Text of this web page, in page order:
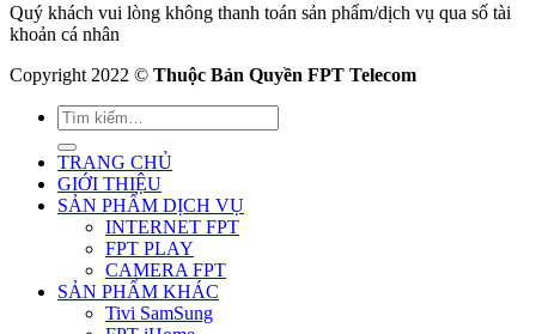
Quý khách vui lòng không thanh toán sản phẩm/dịch vụ qua số tài
khoản cá nhân
Copyright 2022 © Thuộc Bản Quyền FPT Telecom
TRANG CHỦ
GIỚI THIỆU
SẢN PHẨM DỊCH VỤ
INTERNET FPT
FPT PLAY
CAMERA FPT
SẢN PHẨM KHÁC
Tivi SamSung